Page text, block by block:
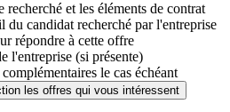
recherché et les éléments de contrat
du candidat recherché par l'entreprise
répondre à cette offre
l'entreprise (si présente)
le cas échéant
les offres qui vous intéressent